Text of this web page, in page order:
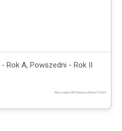
Rok A, Powszedni - Rok II
Wykonanie: MI-IT Ireneusz Baran © 2025